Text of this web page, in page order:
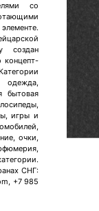
со
создан
концепт-
одежда,
бытовая
игры и
очки,
СНГ:
+7 985